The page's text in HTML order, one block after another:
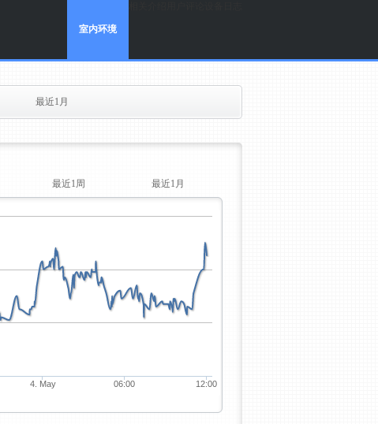
室内环境
最近1月
最近1周 最近1月
4. May 06:00 12:00